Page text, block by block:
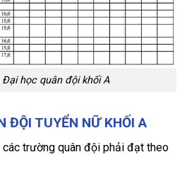
học quân đội khối A
ĐỘI TUYỂN NỮ KHỐI A
trường quân đội phải đạt theo